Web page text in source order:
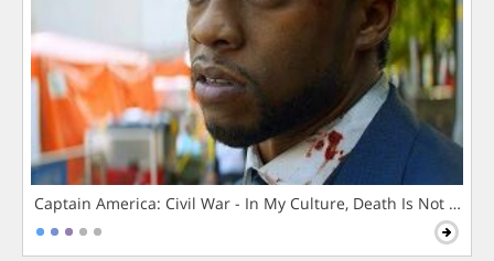
Captain America: Civil War - In My Culture, Death Is Not The